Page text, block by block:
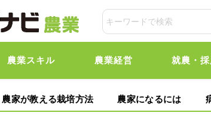
農業スキル 農業経営 就農・採
農家が教える栽培方法 農家になるには